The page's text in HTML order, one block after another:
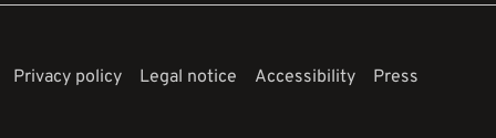
Privacy policy Legal notice Accessibility Press